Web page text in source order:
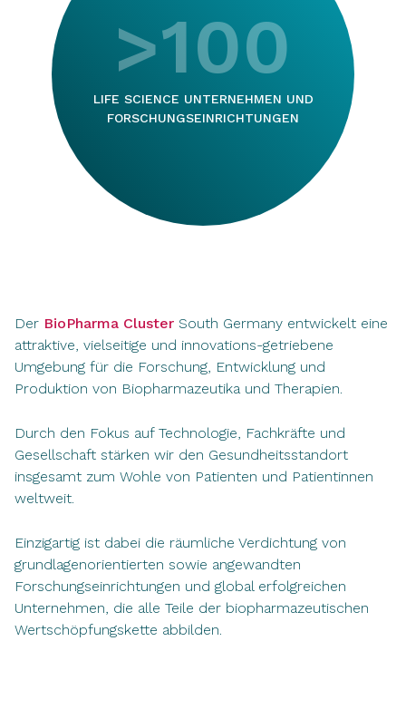
>100
LIFE SCIENCE UNTERNEHMEN UND
FORSCHUNGSEINRICHTUNGEN
Der BioPharma Cluster South Germany entwickelt eine
attraktive, vielseitige und innovations-getriebene
Umgebung für die Forschung, Entwicklung und
Produktion von Biopharmazeutika und Therapien.
Durch den Fokus auf Technologie, Fachkräfte und
Gesellschaft stärken wir den Gesundheitsstandort
insgesamt zum Wohle von Patienten und Patientinnen
weltweit.
Einzigartig ist dabei die räumliche Verdichtung von
grundlagenorientierten sowie angewandten
Forschungseinrichtungen und global erfolgreichen
Unternehmen, die alle Teile der biopharmazeutischen
Wertschöpfungskette abbilden.